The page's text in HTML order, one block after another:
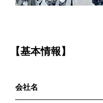
【基本情報】
会社名